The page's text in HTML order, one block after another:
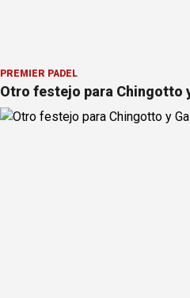
PREMIER PÁDEL
Otro festejo para Chingotto